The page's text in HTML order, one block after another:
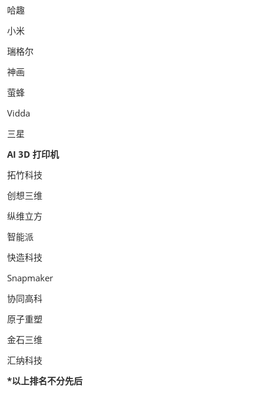
哈趣
小米
瑞格尔
神画
萤蜂
Vidda
三星
AI 3D 打印机
拓竹科技
创想三维
纵维立方
智能派
快造科技
Snapmaker
协同高科
原子重塑
金石三维
汇纳科技
*以上排名不分先后